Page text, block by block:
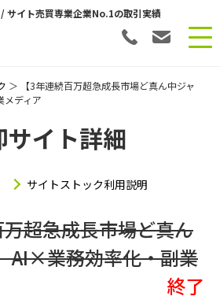
サイト売買専業企業No.1の取引実績
＞ 【3年連続百万超急成長市場ど真ん中ジャ
メディア
サイト詳細
サイトストック利用説明
超急成長市場ど真ん
AI×業務効率化・副業
終了